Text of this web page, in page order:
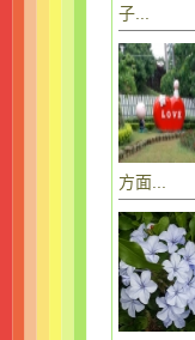
子...
方面...